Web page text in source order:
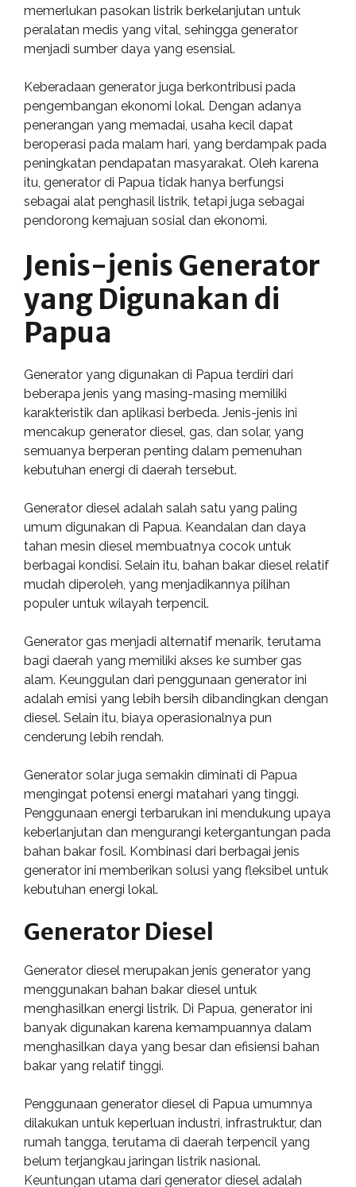
memerlukan pasokan listrik berkelanjutan untuk
peralatan medis yang vital, sehingga generator
menjadi sumber daya yang esensial.
Keberadaan generator juga berkontribusi pada
pengembangan ekonomi lokal. Dengan adanya
penerangan yang memadai, usaha kecil dapat
beroperasi pada malam hari, yang berdampak pada
peningkatan pendapatan masyarakat. Oleh karena
itu, generator di Papua tidak hanya berfungsi
sebagai alat penghasil listrik, tetapi juga sebagai
pendorong kemajuan sosial dan ekonomi.
Jenis-jenis Generator
yang Digunakan di
Papua
Generator yang digunakan di Papua terdiri dari
beberapa jenis yang masing-masing memiliki
karakteristik dan aplikasi berbeda. Jenis-jenis ini
mencakup generator diesel, gas, dan solar, yang
semuanya berperan penting dalam pemenuhan
kebutuhan energi di daerah tersebut.
Generator diesel adalah salah satu yang paling
umum digunakan di Papua. Keandalan dan daya
tahan mesin diesel membuatnya cocok untuk
berbagai kondisi. Selain itu, bahan bakar diesel relatif
mudah diperoleh, yang menjadikannya pilihan
populer untuk wilayah terpencil.
Generator gas menjadi alternatif menarik, terutama
bagi daerah yang memiliki akses ke sumber gas
alam. Keunggulan dari penggunaan generator ini
adalah emisi yang lebih bersih dibandingkan dengan
diesel. Selain itu, biaya operasionalnya pun
cenderung lebih rendah.
Generator solar juga semakin diminati di Papua
mengingat potensi energi matahari yang tinggi.
Penggunaan energi terbarukan ini mendukung upaya
keberlanjutan dan mengurangi ketergantungan pada
bahan bakar fosil. Kombinasi dari berbagai jenis
generator ini memberikan solusi yang fleksibel untuk
kebutuhan energi lokal.
Generator Diesel
Generator diesel merupakan jenis generator yang
menggunakan bahan bakar diesel untuk
menghasilkan energi listrik. Di Papua, generator ini
banyak digunakan karena kemampuannya dalam
menghasilkan daya yang besar dan efisiensi bahan
bakar yang relatif tinggi.
Penggunaan generator diesel di Papua umumnya
dilakukan untuk keperluan industri, infrastruktur, dan
rumah tangga, terutama di daerah terpencil yang
belum terjangkau jaringan listrik nasional.
Keuntungan utama dari generator diesel adalah